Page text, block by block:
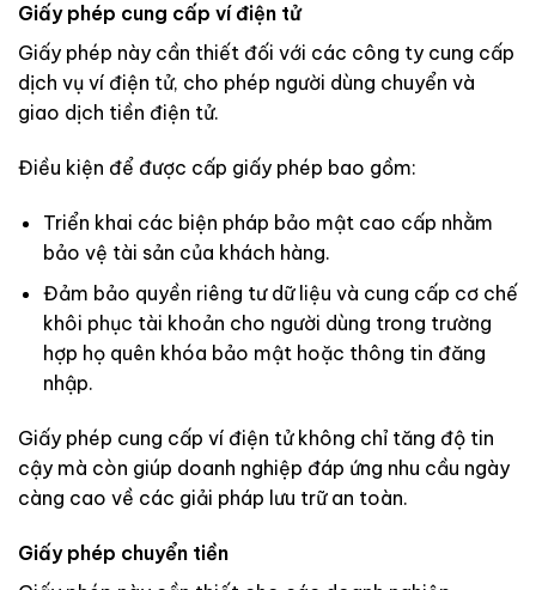
Giấy phép cung cấp ví điện tử
Giấy phép này cần thiết đối với các công ty cung cấp
dịch vụ ví điện tử, cho phép người dùng chuyển và
giao dịch tiền điện tử.
Điều kiện để được cấp giấy phép bao gồm:
Triển khai các biện pháp bảo mật cao cấp nhằm
bảo vệ tài sản của khách hàng.
Đảm bảo quyền riêng tư dữ liệu và cung cấp cơ chế
khôi phục tài khoản cho người dùng trong trường
hợp họ quên khóa bảo mật hoặc thông tin đăng
nhập.
Giấy phép cung cấp ví điện tử không chỉ tăng độ tin
cậy mà còn giúp doanh nghiệp đáp ứng nhu cầu ngày
càng cao về các giải pháp lưu trữ an toàn.
Giấy phép chuyển tiền